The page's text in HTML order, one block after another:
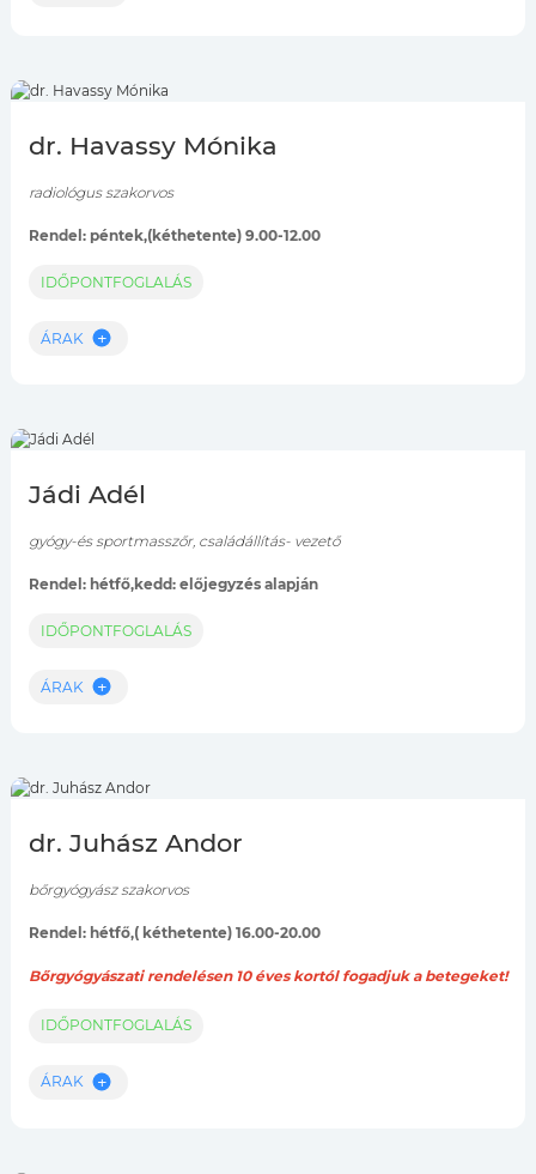
dr. Havassy Mónika
radiológus szakorvos
Rendel: péntek,(kéthetente) 9.00-12.00
IDŐPONTFOGLALÁS
ÁRAK
Jádi Adél
gyógy-és sportmasszőr, családállítás- vezető
Rendel: hétfő,kedd: előjegyzés alapján
IDŐPONTFOGLALÁS
ÁRAK
dr. Juhász Andor
bőrgyógyász szakorvos
Rendel: hétfő,( kéthetente) 16.00-20.00
Bőrgyógyászati rendelésen 10 éves kortól fogadjuk a betegeket!
IDŐPONTFOGLALÁS
ÁRAK